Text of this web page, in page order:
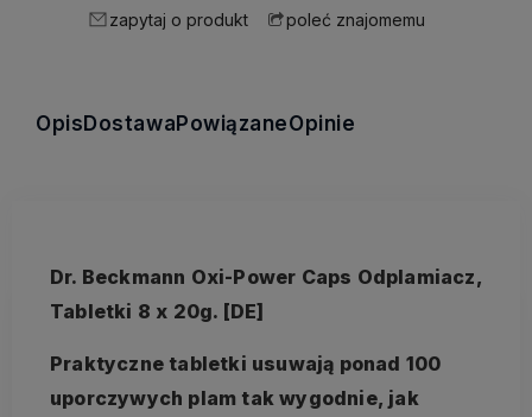
zapytaj o produkt poleć znajomemu
OpisDostawaPowiązaneOpinie
Dr. Beckmann Oxi-Power Caps Odplamiacz,
Tabletki 8 x 20g. [DE]
Praktyczne tabletki usuwają ponad 100
uporczywych plam tak wygodnie, jak